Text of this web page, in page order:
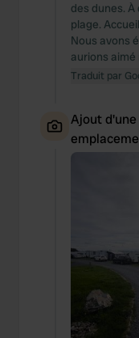
des dunes.
plage.
Nous avons
aurions
Traduit par
Ajout